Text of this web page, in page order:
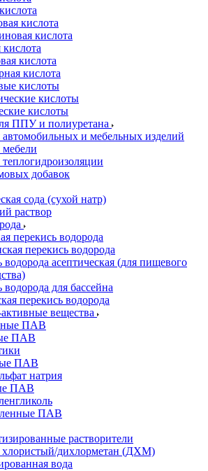
кислота
кислота
кислота
кислота
кислота
кислоты
кислоты
кислоты
ППУ и полиуретана
и мебельных изделий
добавок
сода (сухой натр)
раствор
перекись водорода
перекись водорода
водорода асептическая (для пищевого
водорода для бассейна
перекись водорода
вещества
ПАВ
ПАВ
ПАВ
натрия
ПАВ
ПАВ
растворители
дихлорметан (ДХМ)
вода